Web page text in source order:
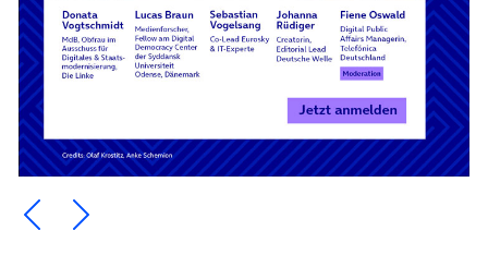
Ein Element zurück blättern
Ein Element weiter blättern